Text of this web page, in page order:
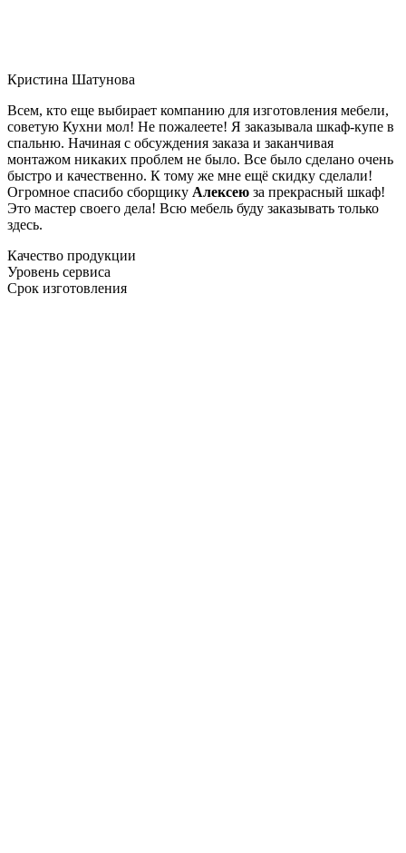
Кристина Шатунова
Всем, кто еще выбирает компанию для изготовления мебели,
советую Кухни мол! Не пожалеете! Я заказывала шкаф-купе в
спальню. Начиная с обсуждения заказа и заканчивая
монтажом никаких проблем не было. Все было сделано очень
быстро и качественно. К тому же мне ещё скидку сделали!
Огромное спасибо сборщику Алексею за прекрасный шкаф!
Это мастер своего дела! Всю мебель буду заказывать только
здесь.
Качество продукции
Уровень сервиса
Срок изготовления